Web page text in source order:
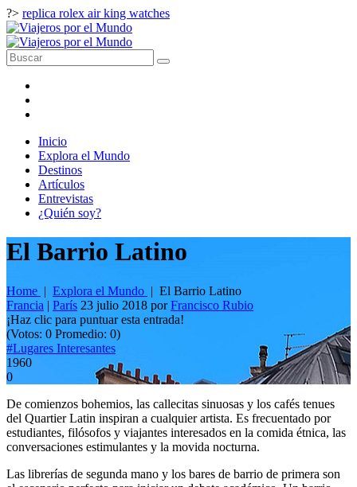
?> replica rolex air king watches
Inicio
Explora el Mundo
Destinos
Artículos
Entrevistas
¿Quién soy?
El Barrio Latino
Home | Explora el Mundo | El Barrio Latino
Francia | París 23 julio 2018 porFrancisco Rubio
¡Haz clic para puntuar esta entrada!
(Votos: 0 Promedio: 0)
#Lugares Interesantes
1960
0
De comienzos bohemios, las callecitas sinuosas y los cafés tenues
del Quartier Latin inspiran a cualquier artista. Es frecuentado por
estudiantes, filósofos y viajantes interesados en la comida étnica, las
conversaciones estimulantes y la movida nocturna.
Las librerías de segunda mano y los bares de barrio de primera son